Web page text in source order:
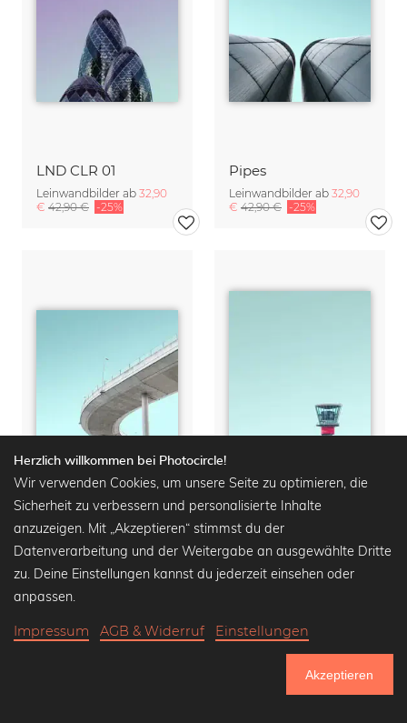
LND CLR 01
Leinwandbilder ab 32,90
€ 42,90 € -25%
Pipes
Leinwandbilder ab 32,90
€ 42,90 € -25%
Curve
Leinwandbilder ab
32,90
€ 42,90 € -25%
Lonely Tower
Leinwandbilder ab 29,90
€38,90 € -25%
Herzlich willkommen bei Photocircle!
Wir verwenden Cookies, um unsere Seite zu optimieren, die
Sicherheit zu verbessern und personalisierte Inhalte
anzuzeigen. Mit „Akzeptieren“ stimmst du der
Datenverarbeitung und der Weitergabe an ausgewählte Dritte
zu. Deine Einstellungen kannst du jederzeit einsehen oder
anpassen.
Impressum AGB & Widerruf Einstellungen
Akzeptieren